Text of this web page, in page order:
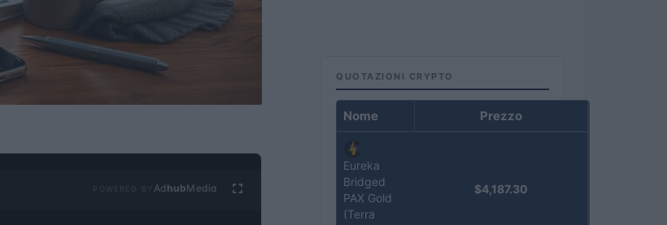
Ad hubMedia
QUOTAZIONI CRYPTO
Nome Prezzo
Eureka
Bridged
PAX Gold
(Terra
$4,187.30